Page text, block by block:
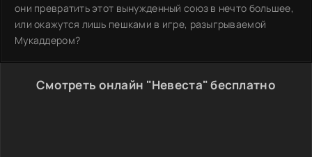
они превратить этот вынужденный союз в нечто большее,
или окажутся лишь пешками в игре, разыгрываемой
Мукаддером?
Смотреть онлайн "Невеста" бесплатно